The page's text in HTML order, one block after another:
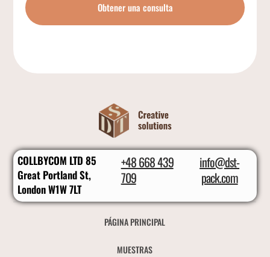
Obtener una consulta
COLLBYCOM LTD 85
Great Portland St,
London W1W 7LT
+48 668 439
709
info@dst-
pack.com
PÁGINA PRINCIPAL
MUESTRAS